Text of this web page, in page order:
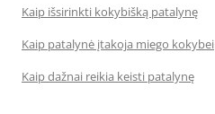
Kaip išsirinkti kokybišką patalynę
Kaip patalynė įtakoja miego kokybei
Kaip dažnai reikia keisti patalynę